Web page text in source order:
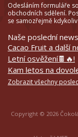
Odesláním formuláře
obchodních sdělení.
se samozřejmě
Naše poslední
Cacao Fruit a další
Letní osvěžení🍫🔥!
Kam letos na
Zobrazit všechny
Copyright © 2026